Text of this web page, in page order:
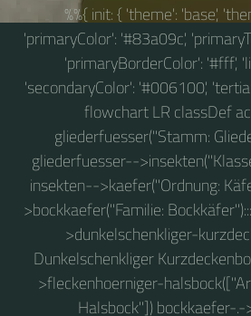
%%{ init: { 'theme': 'base',
'primaryColor': '#83a09c',
'primaryBorderColor': '#fff',
'secondaryColor': '#006100',
flowchart LR classDef
gliederfuesser("Stamm:
gliederfuesser--
insekten-->kaefer("Ordnung:
>bockkaefer("Familie:
>dunkelschenkliger-
Dunkelschenkliger
>fleckenhoerniger-
Halsbock"]) bockkaefer-